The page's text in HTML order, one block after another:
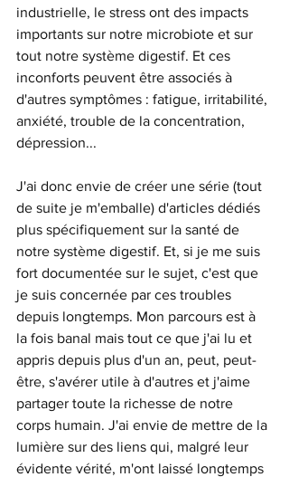
industrielle, le stress ont des impacts
importants sur notre microbiote et sur
tout notre système digestif. Et ces
inconforts peuvent être associés à
d'autres symptômes : fatigue, irritabilité,
anxiété, trouble de la concentration,
dépression...
J'ai donc envie de créer une série (tout
de suite je m'emballe) d'articles dédiés
plus spécifiquement sur la santé de
notre système digestif. Et, si je me suis
fort documentée sur le sujet, c'est que
je suis concernée par ces troubles
depuis longtemps. Mon parcours est à
la fois banal mais tout ce que j'ai lu et
appris depuis plus d'un an, peut, peut-
être, s'avérer utile à d'autres et j'aime
partager toute la richesse de notre
corps humain. J'ai envie de mettre de la
lumière sur des liens qui, malgré leur
évidente vérité, m'ont laissé longtemps